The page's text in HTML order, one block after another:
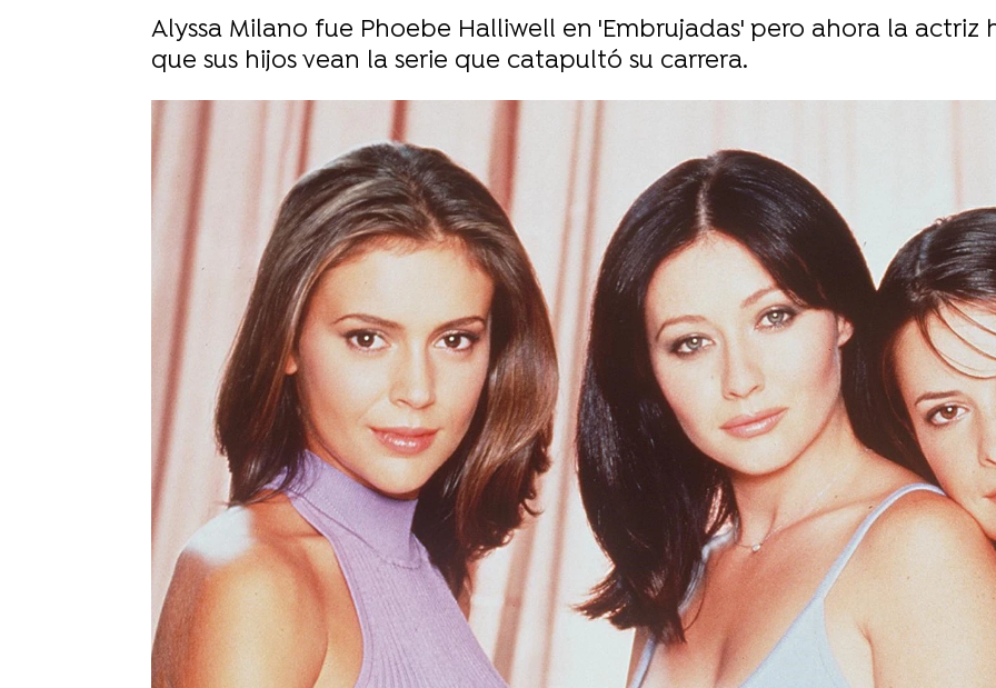
Alyssa Milano fue Phoebe Halliwell en 'Embrujadas' pero ahora la
que sus hijos vean la serie que catapultó su carrera.
J. Carlos López Ruedas
Madrid
Publicado: 14 de marzo de 2022, 16:09
WhatsappFacebook
X
Más información
Alyssa Milano admite
enfrentamiento con
Shannen Doherty 15
Alyssa Milano
siempre será recordada por dar vida
a la menor de las tres hermanas Halliwell, Phoebe,
en '
Embrujadas
'. La serie fue todo un éxito a finales
de los 90 y principios de los 2000. Y, ahora, se ha